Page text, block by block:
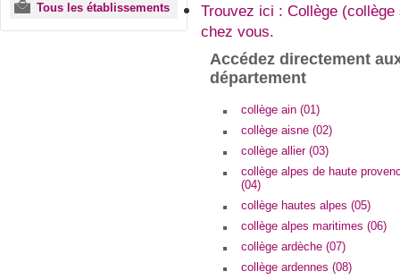
Tous les établissements
Trouvez ici : Collège
chez vous.
Accédez directement
département
collège ain (01)
collège aisne (02)
collège allier (03)
collège alpes de haute
(04)
collège hautes alpes (05)
collège alpes maritimes (06)
collège ardèche (07)
collège ardennes (08)